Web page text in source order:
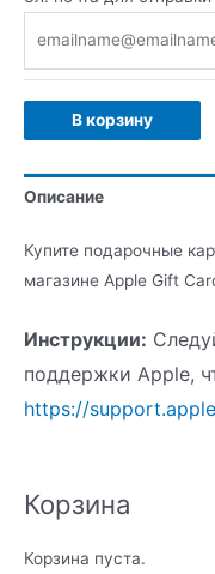
В корзину
Описание
Купите подарочные
магазине Apple Gift
Инструкции:
поддержки Apple,
https://
Корзина
Корзина пуста.